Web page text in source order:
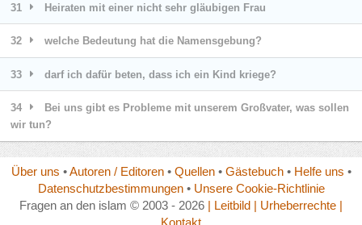
31 Heiraten mit einer nicht sehr gläubigen Frau
32 welche Bedeutung hat die Namensgebung?
33 darf ich dafür beten, dass ich ein Kind kriege?
34
Bei uns gibt es Probleme mit unserem Großvater, was sollen
wir tun?
Über uns •Autoren / Editoren• Quellen• Gästebuch• Helfe uns •
Datenschutzbestimmungen• Unsere Cookie-Richtlinie
Fragen an den islam © 2003 - 2026 | Leitbild | Urheberrechte |
Kontakt